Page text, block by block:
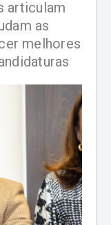
articulam
as
melhores